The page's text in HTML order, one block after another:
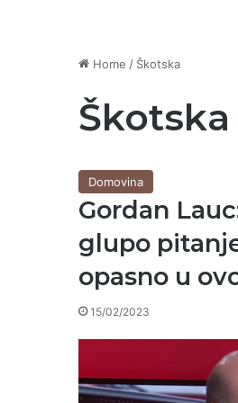
Home / Škotska
Škotska
Domovina
Gordan
glupo
opasno u
15/02/2023